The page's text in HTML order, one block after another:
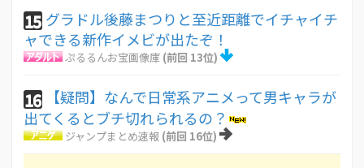
15 グラドル後藤まつりと至近距離でイチャイチ
ャできる新作イメビが出たぞ！
ぷるるんお宝画像庫 (前回 13位)
16
【疑問】なんで日常系アニメって男キャラが
出てくるとブチ切れられるの？
ジャンプまとめ速報 (前回 16位)